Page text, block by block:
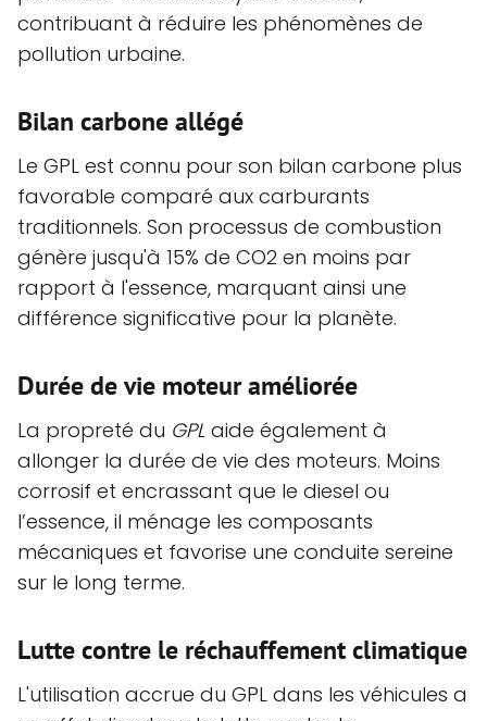
contribuant à réduire les phénomènes de
pollution urbaine.
Bilan carbone allégé
Le GPL est connu pour son bilan carbone plus
favorable comparé aux carburants
traditionnels. Son processus de combustion
génère jusqu'à 15% de CO2 en moins par
rapport à l'essence, marquant ainsi une
différence significative pour la planète.
Durée de vie moteur améliorée
La propreté du GPL aide également à
allonger la durée de vie des moteurs. Moins
corrosif et encrassant que le diesel ou
l’essence, il ménage les composants
mécaniques et favorise une conduite sereine
sur le long terme.
Lutte contre le réchauffement climatique
L'utilisation accrue du GPL dans les véhicules a